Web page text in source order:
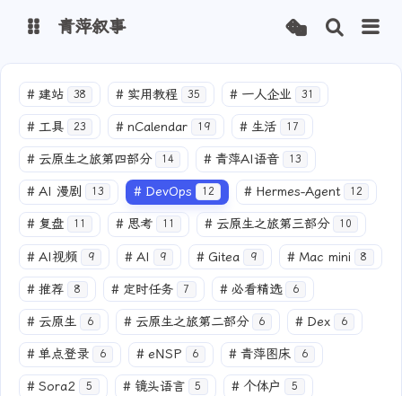
博客
青萍 AI 图床 青萍 AI 视频
青萍 AI 电商 青萍 AI 语音
青萍叙事
# 建站 38 # 实用教程 35 # 一人企业 31
# 工具 23 # nCalendar 19 # 生活 17
# 云原生之旅第四部分 14 # 青萍AI语音 13
# AI 漫剧 13 # DevOps 12 # Hermes-Agent 12
# 复盘 11 # 思考 11 # 云原生之旅第三部分 10
# AI视频 9 # AI 9 # Gitea 9 # Mac mini 8
# 推荐 8 # 定时任务 7 # 必看精选 6
# 云原生 6 # 云原生之旅第二部分 6 # Dex 6
# 单点登录 6 # eNSP 6 # 青萍图床 6
# Sora2 5 # 镜头语言 5 # 个体户 5